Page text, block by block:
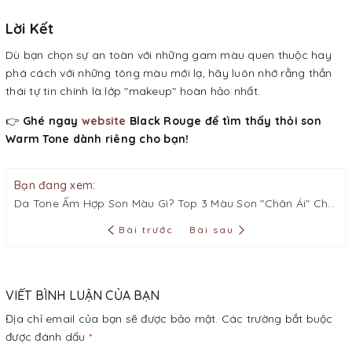
Lời Kết
Dù bạn chọn sự an toàn với những gam màu quen thuộc hay
phá cách với những tông màu mới lạ, hãy luôn nhớ rằng thần
thái tự tin chính là lớp "makeup" hoàn hảo nhất.
👉 Ghé ngay website Black Rouge để tìm thấy thỏi son
Warm Tone dành riêng cho bạn!
Bạn đang xem:
Da Tone Ấm Hợp Son Màu Gì? Top 3 Màu Son "Chân Ái" Cho Nàng Warm Undertone
Bài trước Bài sau
VIẾT BÌNH LUẬN CỦA BẠN
Địa chỉ email của bạn sẽ được bảo mật. Các trường bắt buộc
được đánh dấu *